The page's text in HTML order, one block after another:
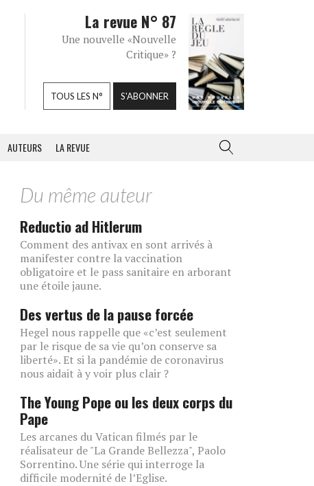
La revue N° 87
Une nouvelle «Nouvelle
Critique» ?
TOUS LES N° S'ABONNER
AUTEURS LA REVUE
Du même auteur
Reductio ad Hitlerum
Comment des antivax en sont arrivés à
manifester contre la vaccination
obligatoire et le pass sanitaire en arborant
une étoile jaune.
Des vertus de la pause forcée
Hegel nous rappelle que «c’est seulement
par le risque de sa vie qu’on conserve sa
liberté». Et si la pandémie de coronavirus
nous aidait à y voir plus clair ?
The Young Pope ou les deux corps du
Pape
Les arcanes du Vatican filmés par le
réalisateur de "La Grande Bellezza", Paolo
Sorrentino. Une série qui interroge la
difficile modernité de l’Eglise.